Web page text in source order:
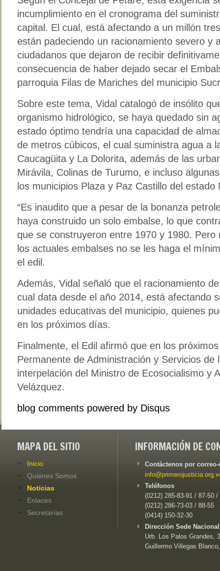
incumplimiento en el cronograma del
capital. El cual, está afectando a un millón
están padeciendo un racionamiento severo y
ciudadanos que dejaron de recibir
consecuencia de haber dejado secar el
parroquia Filas de Mariches del municipio
Sobre este tema, Vidal catalogó de insólito
organismo hidrológico, se haya quedado sin
estado óptimo tendría una capacidad de
de metros cúbicos, el cual suministra agua a
Caucagüita y La Dolorita, además de las
Mirávila, Colinas de Turumo, e incluso
los municipios Plaza y Paz Castillo del estado
“Es inaudito que a pesar de la bonanza
haya construido un solo embalse, lo que
que se construyeron entre 1970 y 1980.
los actuales embalses no se les haga el
el edil.
Además, Vidal señaló que el racionamiento
cual data desde el año 2014, está afectando
unidades educativas del municipio, quienes
en los próximos días.
Finalmente, el Edil afirmó que en los
Permanente de Administración y Servicios de
interpelación del Ministro de Ecosocialismo y
Velázquez.
blog comments powered by Disqus
MAPA DEL SITIO
Inicio
Quiénes Somos
Noticias
Enlaces
Secretarías
INFORMACIÓN DE
Contáctenos por
Teléfonos
(0212) 285-83-91 / 87-50 /
(0212) 286-73-03 / 88-55
(0414) 150-32-30
Dirección Sede
Urb. Los Palos Grandes,
Guillermo Villegas